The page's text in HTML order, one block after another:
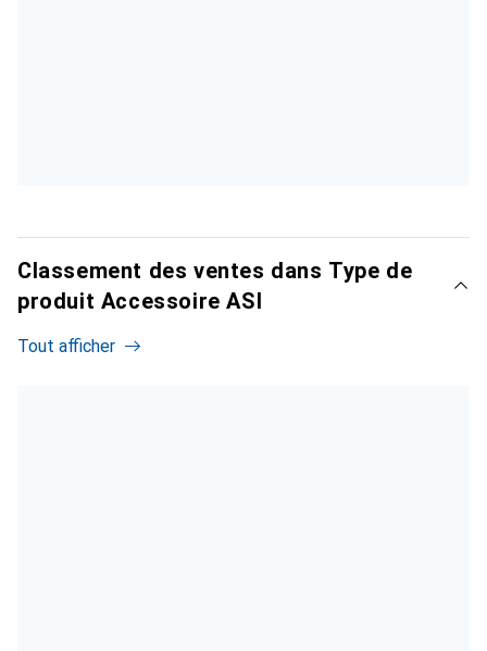
Classement des ventes dans Type de
produit Accessoire ASI
Tout afficher